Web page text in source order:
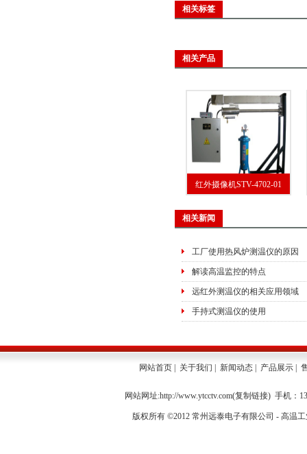
相关标签
相关产品
红外摄像机STV-4702-01
相关新闻
工厂使用热风炉测温仪的原因
解读高温监控的特点
远红外测温仪的相关应用领域
手持式测温仪的使用
网站首页 关于我们 |新闻动态 产品展示 |
网站网址:http://www.ytcctv.com(复制链接) 手机：
版权所有 ©2012 常州远泰电子有限公司 - 高温